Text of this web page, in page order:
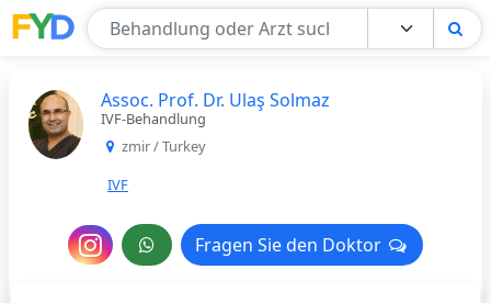
Find Your Doctor
Assoc. Prof. Dr. Ulaş Solmaz
IVF-Behandlung
zmir / Turkey
IVF
NachrichtFragen Sie den Doktor
Fragen Sie den Doktor